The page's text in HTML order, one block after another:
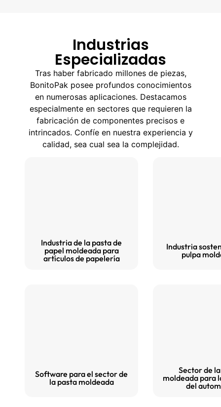
Industrias
Especializadas
Tras haber fabricado millones de piezas,
BonitoPak posee profundos conocimientos
en numerosas aplicaciones. Destacamos
especialmente en sectores que requieren la
fabricación de componentes precisos e
intrincados. Confíe en nuestra experiencia y
calidad, sea cual sea la complejidad.
Industria de la pasta de
papel moldeada para
artículos de papelería
Industria
pulpa
Software para el sector de
la pasta moldeada
Sector de
moldeada para
del